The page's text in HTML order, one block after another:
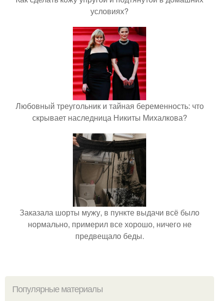
условиях?
Любовный треугольник и тайная беременность: что
скрывает наследница Никиты Михалкова?
Заказала шорты мужу, в пункте выдачи всё было
нормально, примерил все хорошо, ничего не
предвещало беды.
Популярные материалы